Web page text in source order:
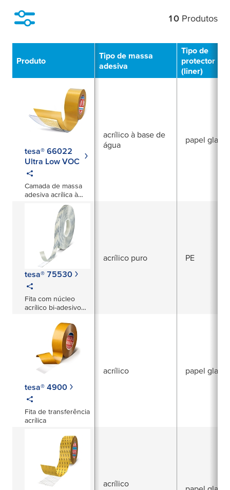
10 Produtos
Produto
Tipo de massa
adesiva
Tipo de
protector
(liner)
tesa® 66022
Ultra Low VOC
Camada de massa
adesiva acrílica à
base de água de
220 µm com malha
de velo em PET para
aplicação de
montagem em
interiores de
automóveis
acrílico à base de
água
papel
tesa® 75530
Fita com núcleo
acrílico bi-adesivo
acrílico puro PE
tesa® 4900
Fita de transferência
acrílica
acrílico papel
acrílico